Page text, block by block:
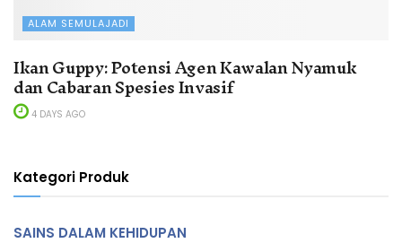
ALAM SEMULAJADI
Ikan Guppy: Potensi Agen Kawalan Nyamuk
dan Cabaran Spesies Invasif
4 DAYS AGO
Kategori Produk
SAINS DALAM KEHIDUPAN